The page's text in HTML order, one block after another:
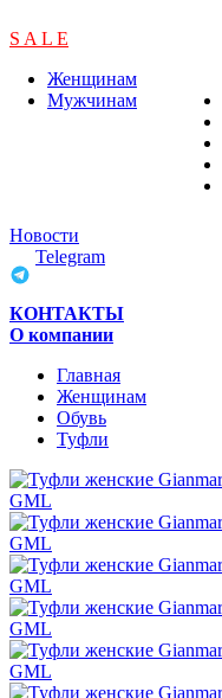
S A L E
Женщинам
Мужчинам
Новости
Telegram
КОНТАКТЫ
О компании
Главная
Женщинам
Обувь
Туфли